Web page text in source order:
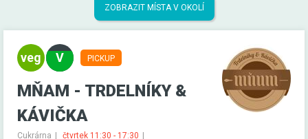
ZOBRAZIT MÍSTA V OKOLÍ
PICKUP
MŇAM - TRDELNÍKY &
KÁVIČKA
Cukrárna
čtvrtek 11:30 - 17:30